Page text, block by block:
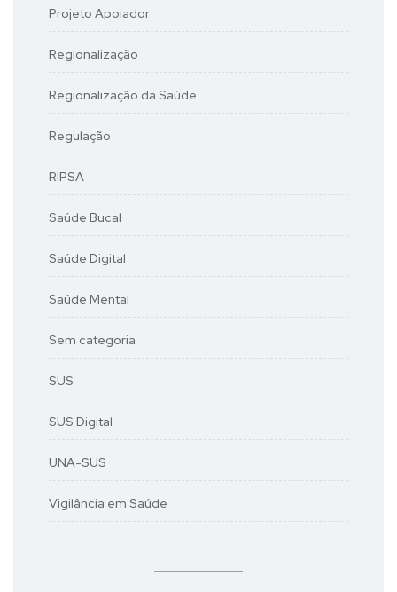
Projeto Apoiador
Regionalização
Regionalização da Saúde
Regulação
RIPSA
Saúde Bucal
Saúde Digital
Saúde Mental
Sem categoria
SUS
SUS Digital
UNA-SUS
Vigilância em Saúde